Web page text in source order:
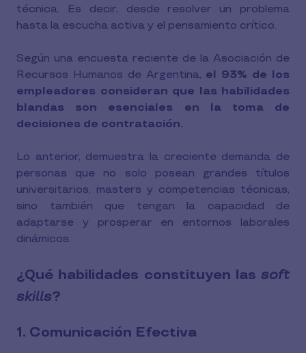
técnica. Es decir, desde resolver un problema
hasta la escucha activa y el pensamiento crítico.
Según una encuesta reciente de la Asociación de
Recursos Humanos de Argentina, el 93% de los
empleadores consideran que las habilidades
blandas son esenciales en la toma de
decisiones de contratación.
Lo anterior, demuestra la creciente demanda de
personas que no solo posean grandes títulos
universitarios, masters y competencias técnicas,
sino también que tengan la capacidad de
adaptarse y prosperar en entornos laborales
dinámicos.
¿Qué habilidades constituyen las soft
skills?
1. Comunicación Efectiva